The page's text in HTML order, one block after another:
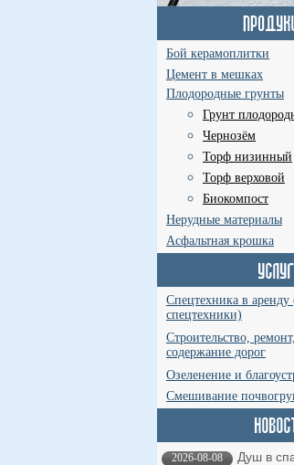
Бой керамоплитки
Цемент в мешках
Плодородные грунты
Грунт
Чернозём
Торф низинный
Торф верховой
Биокомпост
Нерудные материалы
Асфальтная крошка
Спецтехника в аренду
спецтехники)
Строительство,
содержание дорог
Озеленение и
Смешивание
2026-08-08
Душ в